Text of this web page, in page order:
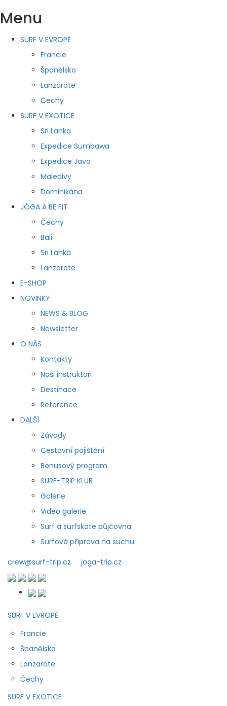
Menu
SURF V EVROPĚ
Francie
Španělsko
Lanzarote
Čechy
SURF V EXOTICE
Sri Lanka
Expedice Sumbawa
Expedice Java
Maledivy
Dominikána
JÓGA A BE FIT
Čechy
Bali
Sri Lanka
Lanzarote
E-SHOP
NOVINKY
NEWS & BLOG
Newsletter
O NÁS
Kontakty
Naši instruktoři
Destinace
Reference
DALŠÍ
Závody
Cestovní pojištění
Bonusový program
SURF-TRIP KLUB
Galerie
Video galerie
Surf a surfskate půjčovna
Surfová příprava na suchu
crew@surf-trip.cz
joga-trip.cz
SURF V EVROPĚ
Francie
Španělsko
Lanzarote
Čechy
SURF V EXOTICE